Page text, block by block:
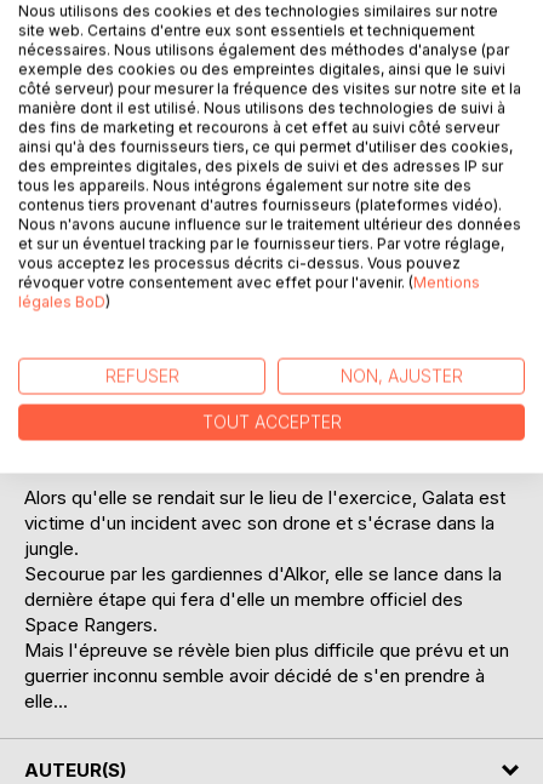
Laisser un avis
DESCRIPTION
Depuis des siècles, les Space Rangers défendent la
galaxie contre les « sans-lumières », des démons nés des
mauvaises actions des hommes.
avoir passé l'été à s'entrainer sous l'égide du capitaine
Sanders, Galata
est envoyée avec les autres scouts sur la planète-lune
Alkor pour le stage final.
Alors qu'elle se rendait sur le lieu de l'exercice, Galata est
victime d'un incident avec son drone et s'écrase dans la
jungle.
Secourue par les gardiennes d'Alkor, elle se lance dans la
dernière étape qui fera d'elle un membre officiel des
Space Rangers.
Mais l'épreuve se révèle bien plus difficile que prévu et un
guerrier inconnu semble avoir décidé de s'en prendre à
elle...
AUTEUR(S)
Nous utilisons des cookies et des technologies similaires sur notre
site web. Certains d'entre eux sont essentiels et techniquement
nécessaires. Nous utilisons également des méthodes d'analyse (par
exemple des cookies ou des empreintes digitales, ainsi que le suivi
côté serveur) pour mesurer la fréquence des visites sur notre site et la
manière dont il est utilisé. Nous utilisons des technologies de suivi à
des fins de marketing et recourons à cet effet au suivi côté serveur
ainsi qu'à des fournisseurs tiers, ce qui permet d'utiliser des cookies,
des empreintes digitales, des pixels de suivi et des adresses IP sur
tous les appareils. Nous intégrons également sur notre site des
contenus tiers provenant d'autres fournisseurs (plateformes vidéo).
Nous n'avons aucune influence sur le traitement ultérieur des données
et sur un éventuel tracking par le fournisseur tiers. Par votre réglage,
vous acceptez les processus décrits ci-dessus. Vous pouvez
révoquer votre consentement avec effet pour l'avenir. (Mentions
légales BoD)
REFUSER NON, AJUSTER
TOUT ACCEPTER